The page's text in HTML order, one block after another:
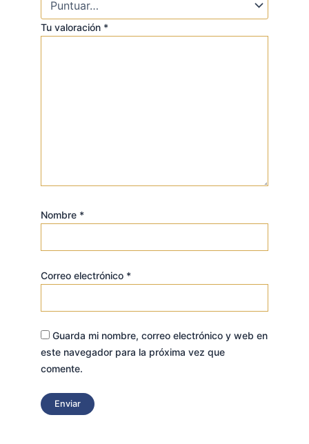
Tu valoración *
Nombre *
Correo electrónico *
Guarda mi nombre, correo electrónico y web en
este navegador para la próxima vez que
comente.